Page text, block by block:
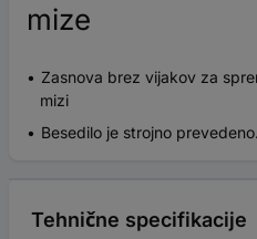
mize
Zasnova brez vijakov za
mizi
Besedilo je strojno prevedeno.
Tehnične specifikacije